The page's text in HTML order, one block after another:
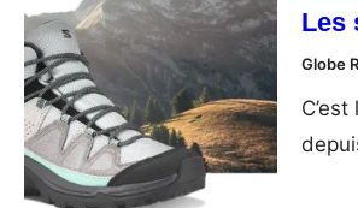
Les
Globe